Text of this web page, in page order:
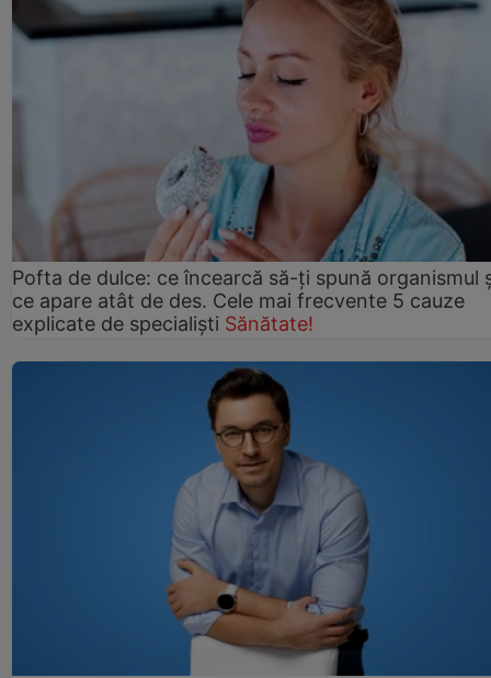
Pofta de dulce: ce încearcă să-ți spună organismul
ce apare atât de des. Cele mai frecvente 5 cauze
explicate de specialiști Sănătate!